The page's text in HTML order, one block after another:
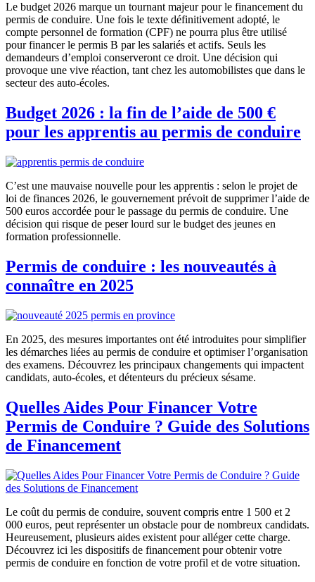
Le budget 2026 marque un tournant majeur pour le financement du
permis de conduire. Une fois le texte définitivement adopté, le
compte personnel de formation (CPF) ne pourra plus être utilisé
pour financer le permis B par les salariés et actifs. Seuls les
demandeurs d’emploi conserveront ce droit. Une décision qui
provoque une vive réaction, tant chez les automobilistes que dans le
secteur des auto-écoles.
Budget 2026 : la fin de l’aide de 500 €
pour les apprentis au permis de conduire
C’est une mauvaise nouvelle pour les apprentis : selon le projet de
loi de finances 2026, le gouvernement prévoit de supprimer l’aide de
500 euros accordée pour le passage du permis de conduire. Une
décision qui risque de peser lourd sur le budget des jeunes en
formation professionnelle.
Permis de conduire : les nouveautés à
connaître en 2025
En 2025, des mesures importantes ont été introduites pour simplifier
les démarches liées au permis de conduire et optimiser l’organisation
des examens. Découvrez les principaux changements qui impactent
candidats, auto-écoles, et détenteurs du précieux sésame.
Quelles Aides Pour Financer Votre
Permis de Conduire ? Guide des Solutions
de Financement
Le coût du permis de conduire, souvent compris entre 1 500 et 2
000 euros, peut représenter un obstacle pour de nombreux candidats.
Heureusement, plusieurs aides existent pour alléger cette charge.
Découvrez ici les dispositifs de financement pour obtenir votre
permis de conduire en fonction de votre profil et de votre situation.